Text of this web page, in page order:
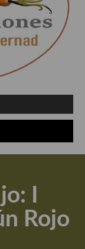
importantes
I
Rojo